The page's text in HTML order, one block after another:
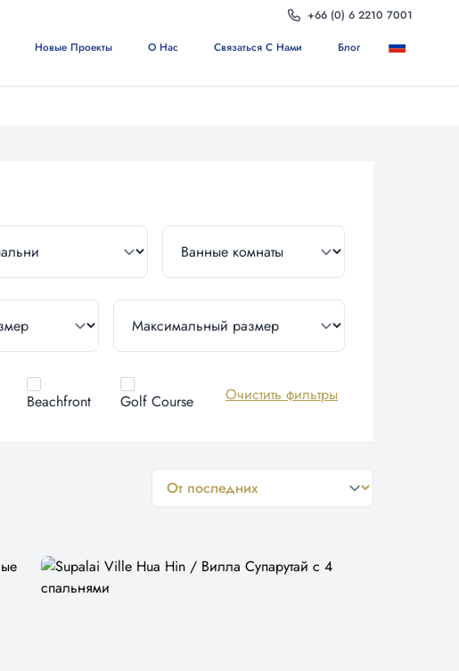
+66 (0) 6 2210 7001
Новые Проекты О Нас Связаться С Нами Блог
Beachfront Golf Course Очистить фильтры